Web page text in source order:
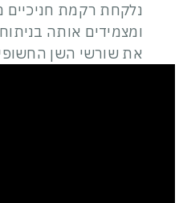
נלקחת רקמת
ומצמידים אותה
את שורשי השן